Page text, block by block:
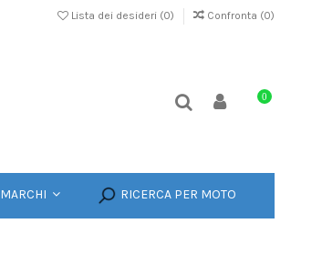
Lista dei desideri (0) Confronta (0)
0
MARCHI RICERCA PER MOTO